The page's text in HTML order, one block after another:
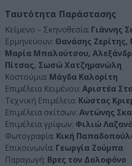
Ταυτότητα Παράστασης
Κείμενο – Σκηνοθεσία: Γιάννης
Ερμηνεύουν: Θανάσης
Μαρία Μπαλούτσου,
Πίτσας, Σωσώ Χατζημανώλη
Κοστούμια: Μάγδα Καλορίτη
Επιμέλεια Κειμένου: Αριστέα
Τεχνική Επιμέλεια: Κώστας
Επιμέλεια σκίτσων: Αντώνης
Επιμέλεια γρίφων: Φιλιώ
Φωτογραφία: Κική
Επικοινωνία: Γεωργία Ζούμπα
Παραγωγή: Βρες τον Δολοφόνο